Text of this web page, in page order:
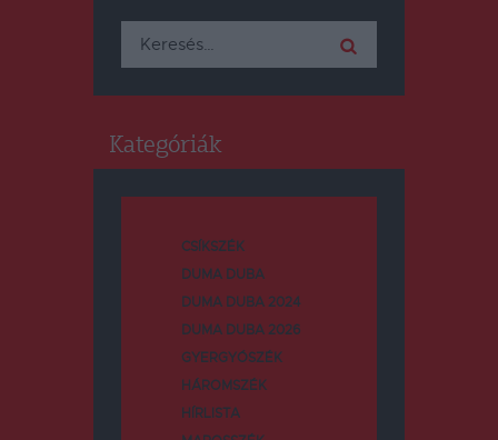
Keresés:
Kategóriák
CSÍKSZÉK
DUMA DUBA
DUMA DUBA 2024
DUMA DUBA 2026
GYERGYÓSZÉK
HÁROMSZÉK
HÍRLISTA